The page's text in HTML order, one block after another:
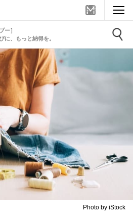
ー］
に、もっと納得を。
Photo by iStock